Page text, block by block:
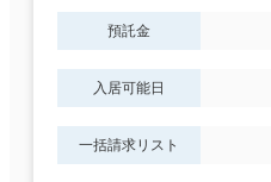
預託金
入居可能日
一括請求リスト